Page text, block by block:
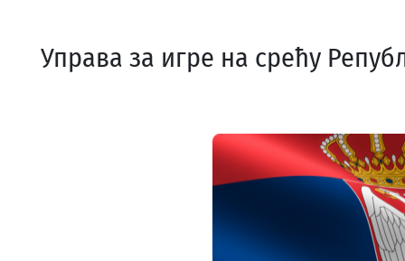
Управа за игре на срећу